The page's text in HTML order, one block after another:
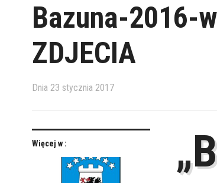
Bazuna-2016-
ZDJECIA
Dnia 23 stycznia 2017
Więcej w : „B